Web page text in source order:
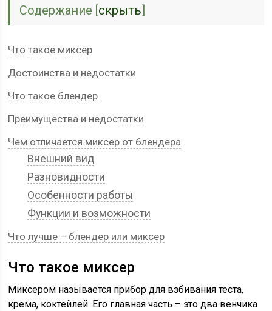
Содержание [скрыть]
Что такое миксер
Достоинства и недостатки
Что такое блендер
Преимущества и недостатки
Чем отличается миксер от блендера
Внешний вид
Разновидности
Особенности работы
Функции и возможности
Что лучше – блендер или миксер
Что такое миксер
Миксером называется прибор для взбивания теста,
крема, коктейлей. Его главная часть – это два венчика